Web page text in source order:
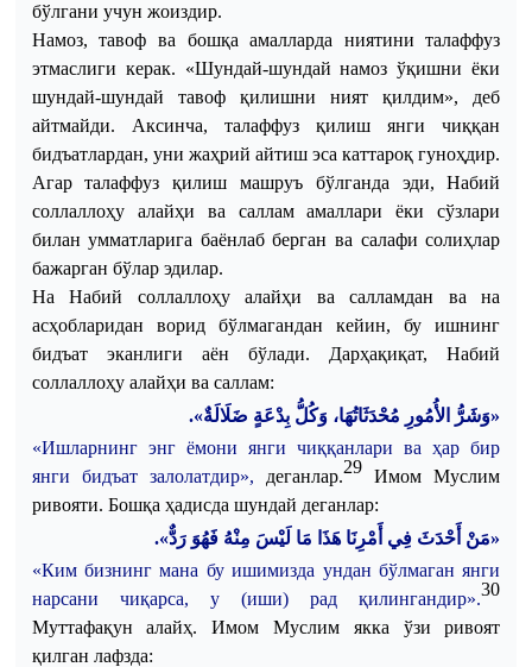
бўлгани учун жоиздир.
Намоз, тавоф ва бошқа амалларда ниятини талаффуз
этмаслиги керак. «Шундай-шундай намоз ўқишни ёки
шундай-шундай тавоф қилишни ният қилдим», деб
айтмайди. Аксинча, талаффуз қилиш янги чиққан
бидъатлардан, уни жаҳрий айтиш эса каттароқ гуноҳдир.
Агар талаффуз қилиш машруъ бўлганда эди, Набий
соллаллоҳу алайҳи ва саллам амаллари ёки сўзлари
билан умматларига баёнлаб берган ва салафи солиҳлар
бажарган бўлар эдилар.
На Набий соллаллоҳу алайҳи ва салламдан ва на
асҳобларидан ворид бўлмагандан кейин, бу ишнинг
бидъат эканлиги аён бўлади.Дарҳақиқат,Набий
соллаллоҳу алайҳи ва саллам:
«وَشَرُّ الأُمُورِ مُحْدَثَاتُهَا، وَكُلُّ بِدْعَةٍ ضَلَالَةٌ».
«Ишларнинг энг ёмони янги чиққанлари ва ҳар бир
янги
бидъат залолатдир», деганлар.29 Имом
Муслим
ривояти. Бошқа ҳадисда шундай деганлар:
«مَنْ أَحْدَثَ فِي أَمْرِنَا هَذَا مَا لَيْسَ مِنْهُ فَهُوَ رَدٌّ».
«Ким бизнинг мана бу ишимизда ундан бўлмаган янги
нарсани чиқарса, у (иши) рад қилингандир».30
Муттафақун
алайҳ.Имом Муслим якка ўзи
ривоят
қилган лафзда: